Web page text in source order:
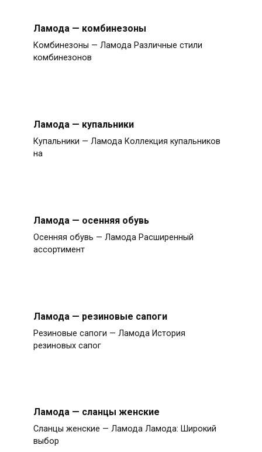
Ламода — комбинезоны
Комбинезоны — Ламода Различные стили
комбинезонов
Ламода — купальники
Купальники — Ламода Коллекция купальников
на
Ламода — осенняя обувь
Осенняя обувь — Ламода Расширенный
ассортимент
Ламода — резиновые сапоги
Резиновые сапоги — Ламода История
резиновых сапог
Ламода — сланцы женские
Сланцы женские — Ламода Ламода: Широкий
выбор